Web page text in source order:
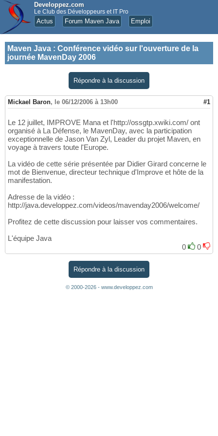
Developpez.com
Le Club des Développeurs et IT Pro
Actus Forum Maven Java Emploi
Maven Java : Conférence vidéo sur l'ouverture de la
journée MavenDay 2006
Répondre à la discussion
Mickael Baron, le 06/12/2006 à 13h00 #1
Le 12 juillet, IMPROVE Mana et l'http://ossgtp.xwiki.com/ ont
organisé à La Défense, le MavenDay, avec la participation
exceptionnelle de Jason Van Zyl, Leader du projet Maven, en
voyage à travers toute l'Europe.
La vidéo de cette série présentée par Didier Girard concerne le
mot de Bienvenue, directeur technique d'Improve et hôte de la
manifestation.
Adresse de la vidéo :
http://java.developpez.com/videos/mavenday2006/welcome/
Profitez de cette discussion pour laisser vos commentaires.
L'équipe Java
0
0
Répondre à la discussion
© 2000-2026 - www.developpez.com